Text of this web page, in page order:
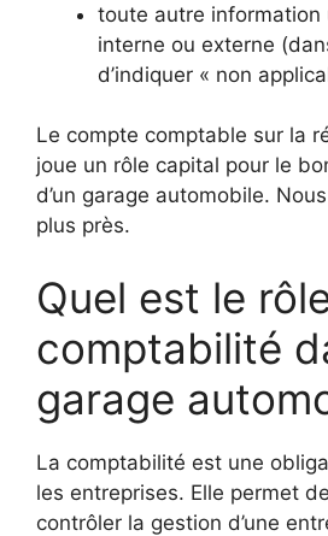
toute autre information
interne ou externe
d’indiquer « non
Le compte comptable sur la
joue un rôle capital pour le
d’un garage automobile.
plus près.
Quel est le
comptabilité
garage
La comptabilité est une
les entreprises. Elle permet
contrôler la gestion d’une